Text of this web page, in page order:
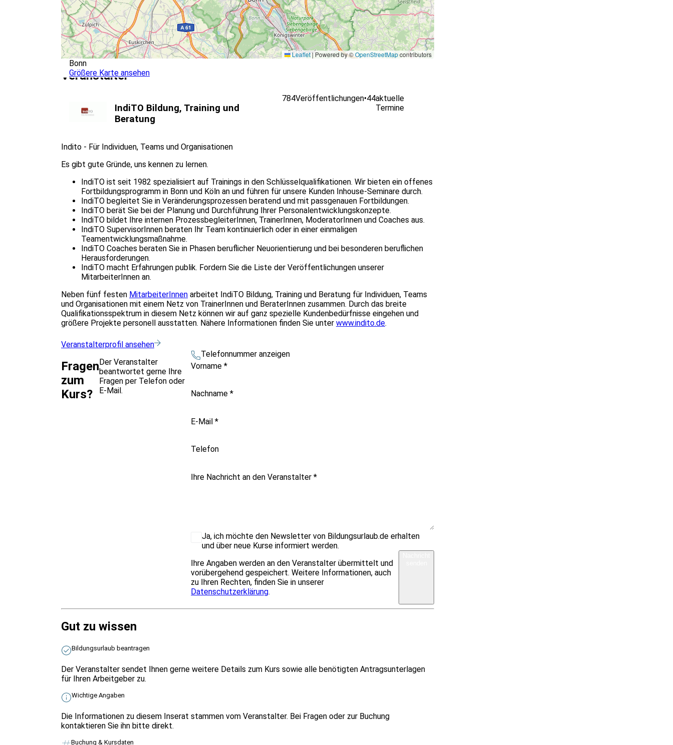
Leaflet|Powered by ©OpenStreetMapcontributors
Bonn
Größere Karte ansehen
Veranstalter
IndiTO Bildung, Training und
Beratung
784Veröffentlichungen•44aktuelle
Termine
Indito - Für Individuen, Teams und Organisationen
Es gibt gute Gründe, uns kennen zu lernen.
IndiTO ist seit 1982 spezialisiert auf Trainings in den Schlüsselqualifikationen. Wir bieten ein offenes
Fortbildungsprogramm in Bonn und Köln an und führen für unsere Kunden Inhouse-Seminare durch.
IndiTO begleitet Sie in Veränderungsprozessen beratend und mit passgenauen Fortbildungen.
IndiTO berät Sie bei der Planung und Durchführung Ihrer Personalentwicklungskonzepte.
IndiTO bildet Ihre internen ProzessbegleiterInnen, TrainerInnen, ModeratorInnen und Coaches aus.
IndiTO SupervisorInnen beraten Ihr Team kontinuierlich oder in einer einmaligen
Teamentwicklungsmaßnahme.
IndiTO Coaches beraten Sie in Phasen beruflicher Neuorientierung und bei besonderen beruflichen
Herausforderungen.
IndiTO macht Erfahrungen publik. Fordern Sie die Liste der Veröffentlichungen unserer
MitarbeiterInnen an.
Neben fünf festen MitarbeiterInnen arbeitet IndiTO Bildung, Training und Beratung für Individuen, Teams
und Organisationen mit einem Netz von TrainerInnen und BeraterInnen zusammen. Durch das breite
Qualifikationsspektrum in diesem Netz können wir auf ganz spezielle Kundenbedürfnisse eingehen und
größere Projekte personell ausstatten. Nähere Informationen finden Sie unter www.indito.de.
Veranstalterprofil ansehen
Fragen
zum
Kurs?
Der Veranstalter
beantwortet gerne Ihre
Fragen per Telefon oder
E-Mail.
Telefonnummer anzeigen
Vorname*
Nachname*
E-Mail*
Telefon
Ihre Nachricht an den Veranstalter*
Ja, ich möchte den Newsletter von Bildungsurlaub.de erhalten
und über neue Kurse informiert werden.
Ihre Angaben werden an den Veranstalter übermittelt und
vorübergehend gespeichert. Weitere Informationen, auch
zu Ihren Rechten, finden Sie in unserer
Datenschutzerklärung.
Gut zu wissen
Bildungsurlaub beantragen
Der Veranstalter sendet Ihnen gerne weitere Details zum Kurs sowie alle benötigten Antragsunterlagen
für Ihren Arbeitgeber zu.
Wichtige Angaben
Die Informationen zu diesem Inserat stammen vom Veranstalter. Bei Fragen oder zur Buchung
kontaktieren Sie ihn bitte direkt.
Buchung & Kursdaten